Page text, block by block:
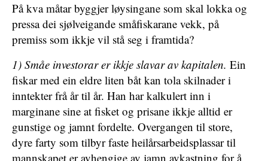
På kva måtar byggjer løysingane som skal lokka og
pressa dei sjølveigande småfiskarane vekk, på
premiss som ikkje vil stå seg i framtida?
1) Småe investorar er ikkje slavar av kapitalen. Ein
fiskar med ein eldre liten båt kan tola skilnader i
inntekter frå år til år. Han har kalkulert inn i
marginane sine at fisket og prisane ikkje alltid er
gunstige og jamnt fordelte. Overgangen til store,
dyre farty som tilbyr faste heilårsarbeidsplassar til
mannskapet er avhengige av jamn avkastning for å